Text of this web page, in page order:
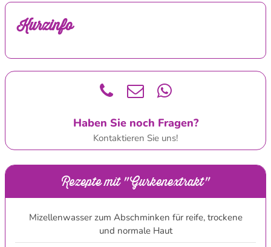
Kurzinfo
Haben Sie noch Fragen?
Kontaktieren Sie uns!
Rezepte mit "Gurkenextrakt"
Mizellenwasser zum Abschminken für reife, trockene
und normale Haut